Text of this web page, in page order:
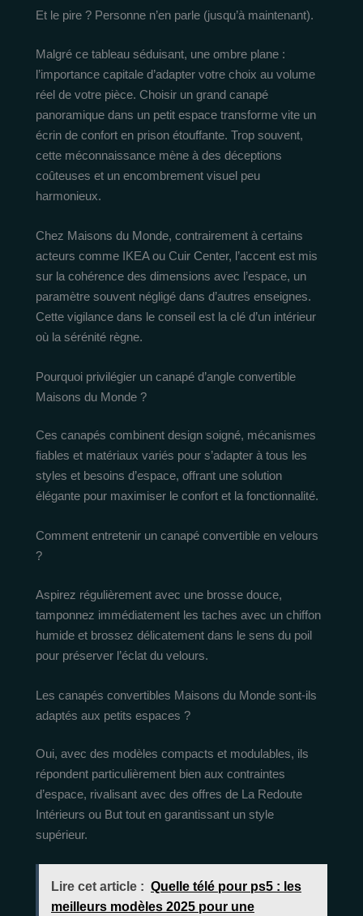
Et le pire ? Personne n’en parle (jusqu’à maintenant).
Malgré ce tableau séduisant, une ombre plane :
l’importance capitale d’adapter votre choix au volume
réel de votre pièce. Choisir un grand canapé
panoramique dans un petit espace transforme vite un
écrin de confort en prison étouffante. Trop souvent,
cette méconnaissance mène à des déceptions
coûteuses et un encombrement visuel peu
harmonieux.
Chez Maisons du Monde, contrairement à certains
acteurs comme IKEA ou Cuir Center, l’accent est mis
sur la cohérence des dimensions avec l’espace, un
paramètre souvent négligé dans d’autres enseignes.
Cette vigilance dans le conseil est la clé d’un intérieur
où la sérénité règne.
Pourquoi privilégier un canapé d’angle convertible
Maisons du Monde ?
Ces canapés combinent design soigné, mécanismes
fiables et matériaux variés pour s’adapter à tous les
styles et besoins d’espace, offrant une solution
élégante pour maximiser le confort et la fonctionnalité.
Comment entretenir un canapé convertible en velours
?
Aspirez régulièrement avec une brosse douce,
tamponnez immédiatement les taches avec un chiffon
humide et brossez délicatement dans le sens du poil
pour préserver l’éclat du velours.
Les canapés convertibles Maisons du Monde sont-ils
adaptés aux petits espaces ?
Oui, avec des modèles compacts et modulables, ils
répondent particulièrement bien aux contraintes
d’espace, rivalisant avec des offres de La Redoute
Intérieurs ou But tout en garantissant un style
supérieur.
Lire cet article : Quelle télé pour ps5 : les
meilleurs modèles 2025 pour une